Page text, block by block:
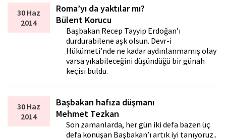
30 Haz
2014
Roma’yı da yaktılar mı?
Bülent Korucu
Başbakan Recep Tayyip Erdoğan’ı
durdurabilene aşk olsun. Devr-i
Hükümeti’nde ne kadar aydınlanmamış olay
varsa yıkabileceğini düşündüğü bir günah
keçisi buldu.
30 Haz
2014
Başbakan hafıza düşmanı
Mehmet Tezkan
Son zamanlarda, her gün iki defa bazen üç
defa konuşan Başbakan’ı artık iyi tanıyoruz..